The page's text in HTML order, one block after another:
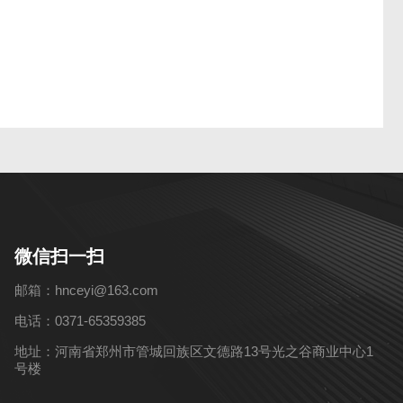
微信扫一扫
邮箱：hnceyi@163.com
电话：0371-65359385
地址：河南省郑州市管城回族区文德路13号光之谷商业中心1
号楼